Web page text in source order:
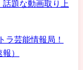
題な動画取り上
ラ芸能情報局！
）